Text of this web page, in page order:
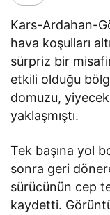
Kars-Ardahan-
hava koşulları
sürpriz bir
etkili olduğu
domuzu,
yaklaşmıştı.
Tek başına yol
sonra geri
sürücünün cep
kaydetti.